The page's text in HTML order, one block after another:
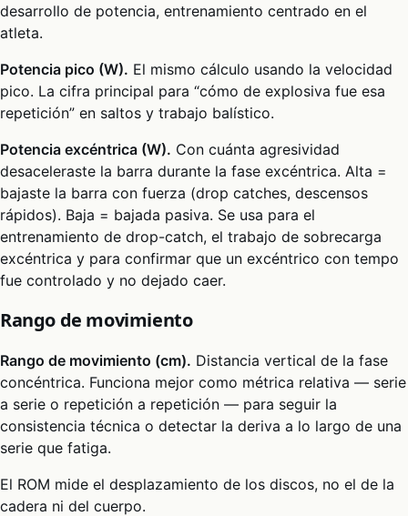
desarrollo de potencia, entrenamiento centrado en el
atleta.
Potencia pico (W). El mismo cálculo usando la velocidad
pico. La cifra principal para “cómo de explosiva fue esa
repetición” en saltos y trabajo balístico.
Potencia excéntrica (W). Con cuánta agresividad
desaceleraste la barra durante la fase excéntrica. Alta =
bajaste la barra con fuerza (drop catches, descensos
rápidos). Baja = bajada pasiva. Se usa para el
entrenamiento de drop-catch, el trabajo de sobrecarga
excéntrica y para confirmar que un excéntrico con tempo
fue controlado y no dejado caer.
Rango de movimiento
Rango de movimiento (cm). Distancia vertical de la fase
concéntrica. Funciona mejor como métrica relativa — serie
a serie o repetición a repetición — para seguir la
consistencia técnica o detectar la deriva a lo largo de una
serie que fatiga.
El ROM mide el desplazamiento de los discos, no el de la
cadera ni del cuerpo.